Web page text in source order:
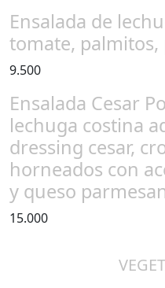
Ensalada de
tomate, palmitos,
9.500
Ensalada Cesar
lechuga costina
dressing cesar,
horneados con
y queso
15.000